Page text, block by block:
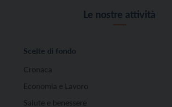
Le nostre attività
Scelte di fondo
Cronaca
Economia e Lavoro
Salute e benessere